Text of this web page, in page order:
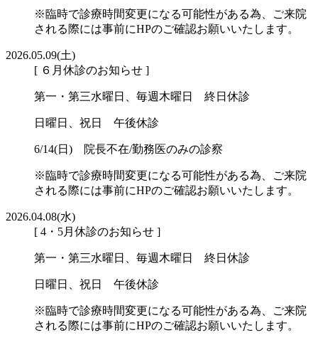
※臨時で診療時間変更になる可能性がある為、ご来院
される際には事前にHPのご確認お願いいたします。
2026.05.09(土)
[ ６月休診のお知らせ ]
第一・第三水曜日、毎週木曜日 終日休診
日曜日、祝日 午後休診
6/14(日) 院長不在/勤務医のみの診察
※臨時で診療時間変更になる可能性がある為、ご来院
される際には事前にHPのご確認お願いいたします。
2026.04.08(水)
[ 4・5月休診のお知らせ ]
第一・第三水曜日、毎週木曜日 終日休診
日曜日、祝日 午後休診
※臨時で診療時間変更になる可能性がある為、ご来院
される際には事前にHPのご確認お願いいたします。